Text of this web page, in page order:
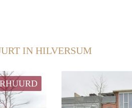
IN HILVERSUM